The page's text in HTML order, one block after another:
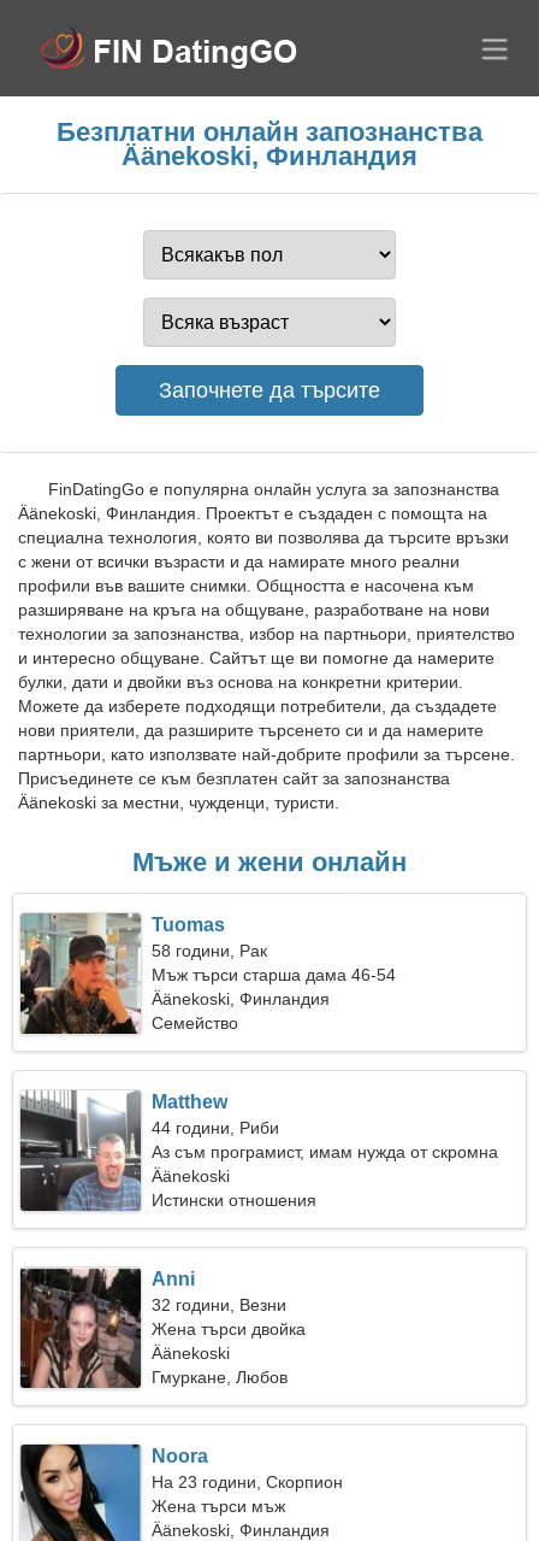
Безплатни онлайн запознанства
Äänekoski, Финландия
FinDatingGo е популярна онлайн услуга за запознанства
Äänekoski, Финландия. Проектът е създаден с помощта на
специална технология, която ви позволява да търсите връзки
с жени от всички възрасти и да намирате много реални
профили във вашите снимки. Общността е насочена към
разширяване на кръга на общуване, разработване на нови
технологии за запознанства, избор на партньори, приятелство
и интересно общуване. Сайтът ще ви помогне да намерите
булки, дати и двойки въз основа на конкретни критерии.
Можете да изберете подходящи потребители, да създадете
нови приятели, да разширите търсенето си и да намерите
партньори, като използвате най-добрите профили за търсене.
Присъединете се към безплатен сайт за запознанства
Äänekoski за местни, чужденци, туристи.
Мъже и жени онлайн
Tuomas
58 години, Рак
Мъж търси старша дама 46-54
Äänekoski, Финландия
Семейство
Matthew
44 години, Риби
Аз съм програмист, имам нужда от скромна
жена
Äänekoski
Истински отношения
Anni
32 години, Везни
Жена търси двойка
Äänekoski
Гмуркане, Любов
Noora
На 23 години, Скорпион
Жена търси мъж
Äänekoski, Финландия